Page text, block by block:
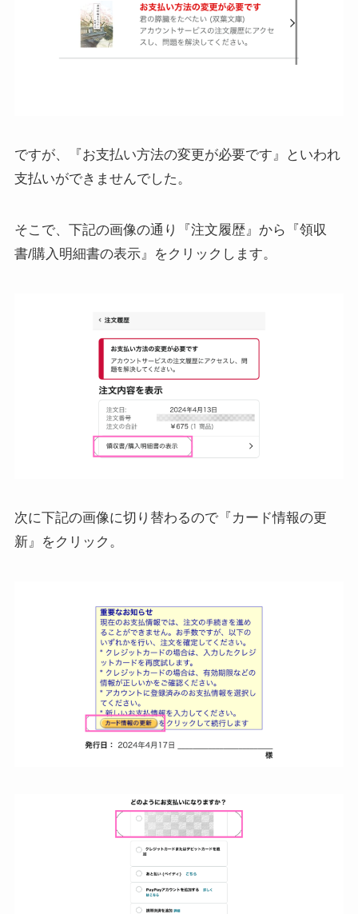
ですが、『お支払い方法の変更が必要です』といわれ
支払いができませんでした。
そこで、下記の画像の通り『注文履歴』から『領収
書/購入明細書の表示』をクリックします。
次に下記の画像に切り替わるので『カード情報の更
新』をクリック。